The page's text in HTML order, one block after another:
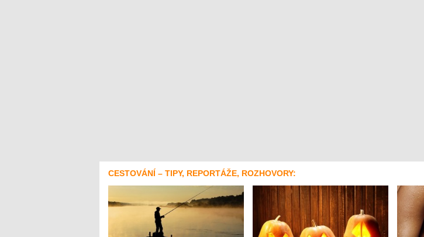
CESTOVÁNÍ – TIPY, REPORTÁŽE, ROZHOVORY: